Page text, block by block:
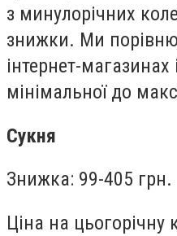
з минулорічних
знижки. Ми
інтернет-магазинах
мінімальної до
Сукня
Знижка: 99-405 грн.
Ціна на цьогорічну